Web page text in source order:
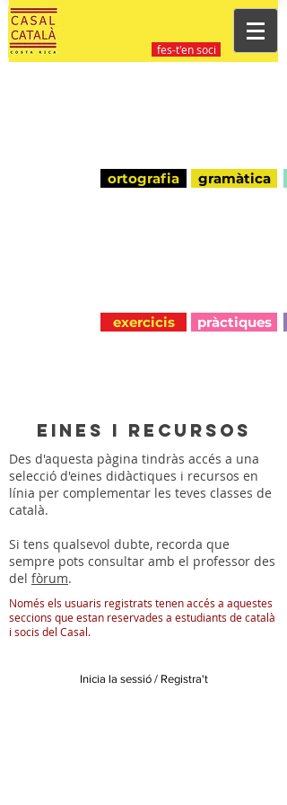
fes-t'en soci
ortografia gramàtica
exercicis pràctiques
eines i recursos
Des d'aquesta pàgina tindràs accés a una
selecció d'eines didàctiques i recursos en
línia per complementar les teves classes de
català.
Si tens qualsevol dubte, recorda que
sempre pots consultar amb el professor des
del fòrum.
Només els usuaris registrats tenen accés a aquestes
seccions que estan reservades a estudiants de català
i socis del Casal.
Inicia la sessió / Registra't